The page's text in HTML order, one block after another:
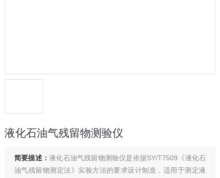
液化石油气残留物测验仪
简要描述：液化石油气残留物测验仪是依据SY/T7509《液化石
油气残留物测定法》实验方法的要求设计制造，适用于测定液